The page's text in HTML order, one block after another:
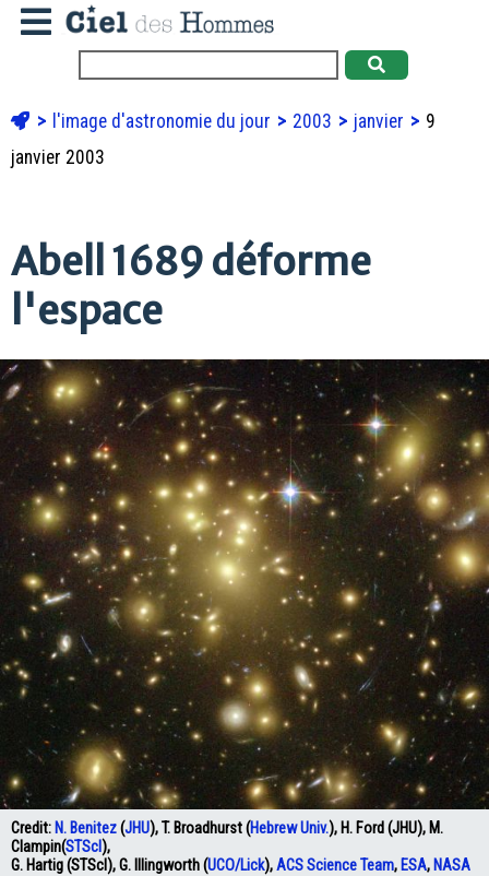
l'image d'astronomie du jour 2003 janvier
9
janvier 2003
Abell 1689 déforme
l'espace
Credit: N. Benitez(JHU), T. Broadhurst (Hebrew Univ.), H. Ford (JHU), M.
Clampin(STScI ),
G. Hartig (STScI), G. Illingworth (UCO/Lick),ACS Science Team, ESA, NASA